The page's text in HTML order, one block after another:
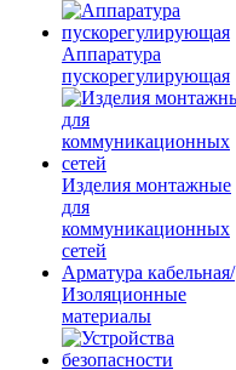
Аппаратура
пускорегулирующая
Изделия монтажные
для
коммуникационных
сетей
Арматура кабельная/
Изоляционные
материалы